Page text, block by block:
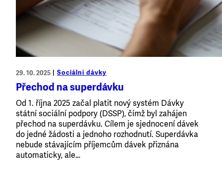
29. 10. 2025 Sociální dávky
Přechod na superdávku
Od 1. října 2025 začal platit nový systém Dávky
státní sociální podpory (DSSP), čímž byl zahájen
přechod na superdávku. Cílem je sjednocení dávek
do jedné žádosti a jednoho rozhodnutí. Superdávka
nebude stávajícím příjemcům dávek přiznána
automaticky, ale…